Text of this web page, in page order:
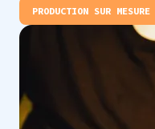
PRODUCTION SUR MESURE